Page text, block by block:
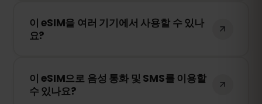
아에서 5G가 제공되는 경우 5G 연결도 가능
합니다. 빠르고 안정적인 인터넷을 경험하세
이 eSIM을 여러 기기에서 사용할 수 있나
요?
다. 스마트폰을 변경하는 경우 새로운 eSIM
을 구매해야 합니다.
이 eSIM으로 음성 통화 및 SMS를 이용할
수 있나요?